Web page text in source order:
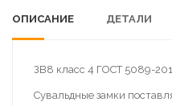
ОПИСАНИЕ ДЕТАЛИ
ЗВ8 класс 4 ГОСТ 5089-
Сувальдные замки